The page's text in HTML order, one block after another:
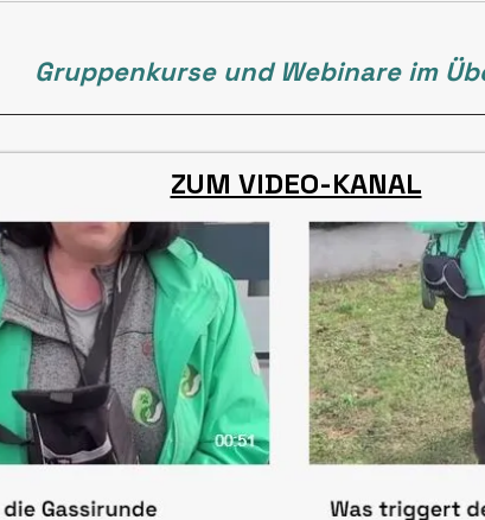
Gruppenkurse und Webinare im
ZUM VIDEO-KANAL